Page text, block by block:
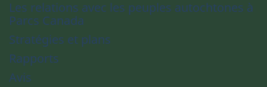
Les relations avec les peuples autochtones à
Parcs Canada
Stratégies et plans
Rapports
Avis